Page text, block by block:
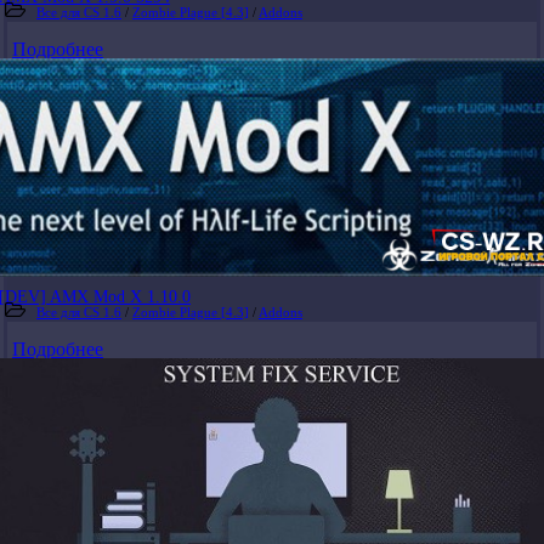
Все для CS 1.6 / Zombie Plague [4.3] / Addons
Подробнее
[DEV] AMX Mod X 1.10.0
Все для CS 1.6 / Zombie Plague [4.3] / Addons
Подробнее